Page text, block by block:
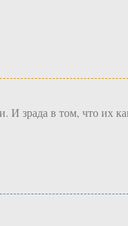
зрада в том, что их